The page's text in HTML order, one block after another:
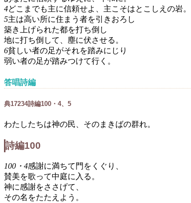
4どこまでも主に信頼せよ、主こそはとこしえの岩。
5主は高い所に住まう者を引きおろし
築き上げられた都を打ち倒し
地に打ち倒して、塵に伏させる。
6貧しい者の足がそれを踏みにじり
弱い者の足が踏みつけて行く。
答唱詩編
典17234詩編100・4、5
わたしたちは神の民、そのまきばの群れ。
詩編100
100・4感謝に満ちて門をくぐり、
賛美を歌って中庭に入る。
神に感謝をささげて、
その名をたたえよう。